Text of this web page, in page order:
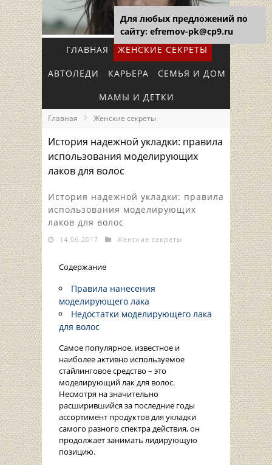
ГЛАВНАЯ ЖЕНСКИЕ СЕКРЕТЫ
АВТОЛЕДИ КАРЬЕРА СЕМЬЯ И ДОМ
МАМЫ И ДЕТКИ
Главная Женские секреты
История надежной укладки: правила
использования моделирующих
лаков для волос
История надежной укладки: правила
использования моделирующих
лаков для волос
14.06.2017 Женские секреты
Содержание
Правила нанесения
моделирующего лака
Недостатки моделирующего лака
для волос
Самое популярное, известное и
наиболее активно используемое
стайлинговое средство – это
моделирующий лак для волос.
Несмотря на значительно
расширившийся за последние годы
ассортимент продуктов для укладки
самого разного спектра действия, он
продолжает занимать лидирующую
позицию.
Для любых предложений по
сайту: efremov-pk@cp9.ru